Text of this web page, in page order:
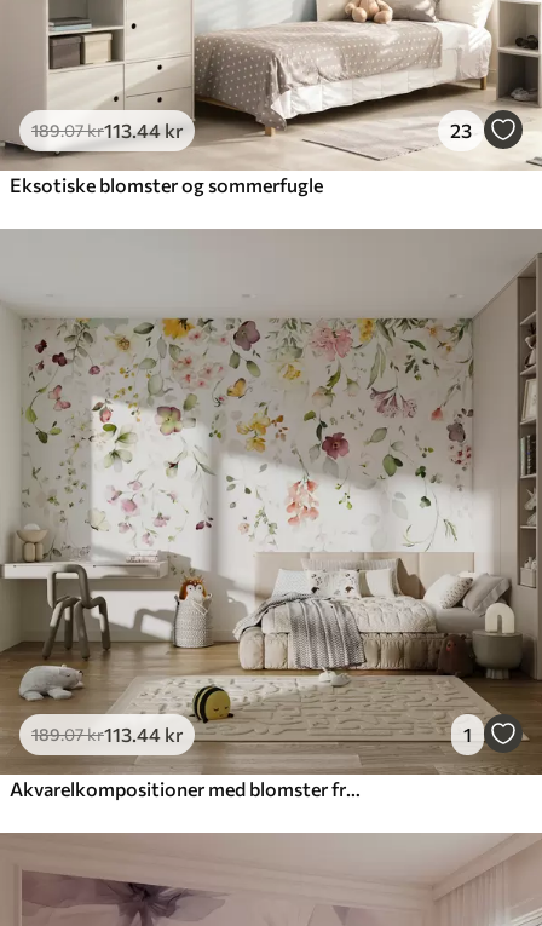
189.07kr113.44 kr 23
Eksotiske blomster og sommerfugle
189.07kr113 .44 kr 1